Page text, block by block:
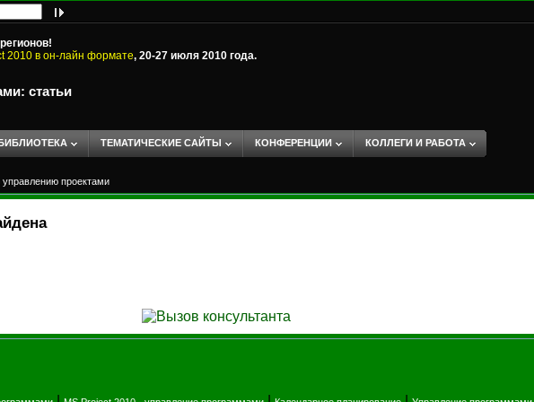
2010 в он-лайн формате, 20-27 июля 2010 года.
статьи
ТЕМАТИЧЕСКИЕ САЙТЫ КОНФЕРЕНЦИИ КОЛЛЕГИ И РАБОТА
проектами